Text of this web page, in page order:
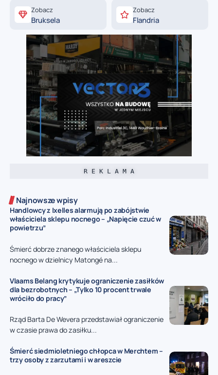
Zobacz
Bruksela
Zobacz
Flandria
R E K L A M A
Najnowsze wpisy
Handlowcy z Ixelles alarmują po zabójstwie
właściciela sklepu nocnego – „Napięcie czuć w
powietrzu”
Śmierć dobrze znanego właściciela sklepu
nocnego w dzielnicy Matongé na...
Vlaams Belang krytykuje ograniczenie zasiłków
dla bezrobotnych – „Tylko 10 procent trwale
wróciło do pracy”
Rząd Barta De Wevera przedstawiał ograniczenie
w czasie prawa do zasiłku...
Śmierć siedmioletniego chłopca w Merchtem –
trzy osoby z zarzutami i w areszcie